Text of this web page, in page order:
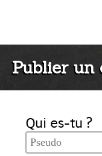
Publier un
Qui es-tu ?